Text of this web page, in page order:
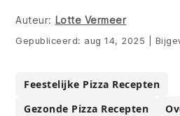
Auteur: Lotte Vermeer
Gepubliceerd: aug 14, 2025
Feestelijke Pizza Recepten
Gezonde Pizza Recepten